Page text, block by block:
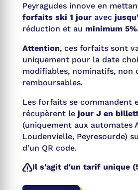
Peyragudes innove en
forfaits ski 1 jouravec
réduction et au minimum
Attention, ces forfaits sont
uniquement pour la date
modifiables, nominatifs, non
remboursables.
Les forfaits se commandent
récupèrent le jour J en
(uniquement aux automates
Loudenvielle, Peyresourde)
d'un QR code.
Il s'agit d'un tarif unique